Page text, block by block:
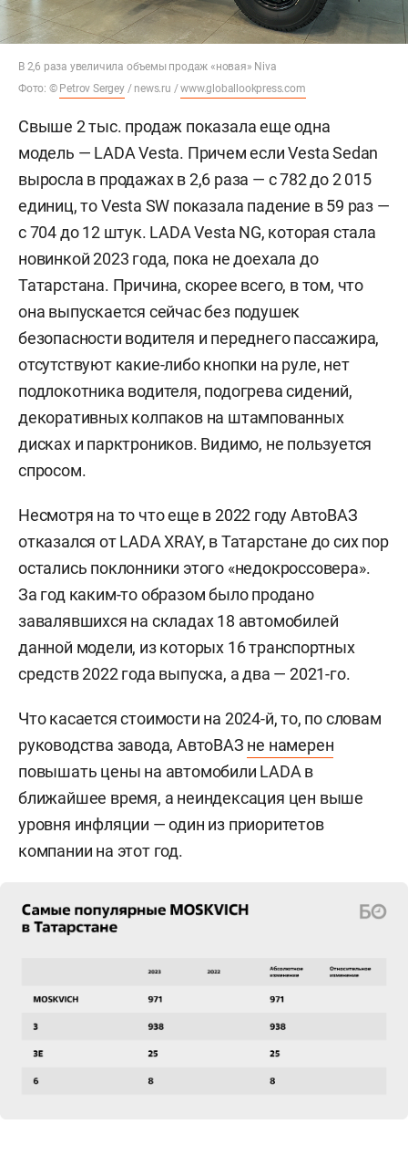
В 2,6 раза увеличила объемы продаж «новая» Niva
Фото: © Petrov Sergey/ news.ru /www.globallookpress.com
Свыше 2 тыс. продаж показала еще одна
модель — LADA Vesta. Причем если Vesta Sedan
выросла в продажах в 2,6 раза — с 782 до 2 015
единиц, то Vesta SW показала падение в 59 раз —
с 704 до 12 штук. LADA Vesta NG, которая стала
новинкой 2023 года, пока не доехала до
Татарстана. Причина, скорее всего, в том, что
она выпускается сейчас без подушек
безопасности водителя и переднего пассажира,
отсутствуют какие-либо кнопки на руле, нет
подлокотника водителя, подогрева сидений,
декоративных колпаков на штампованных
дисках и парктроников. Видимо, не пользуется
спросом.
Несмотря на то что еще в 2022 году АвтоВАЗ
отказался от LADA XRAY, в Татарстане до сих пор
остались поклонники этого «недокроссовера».
За год каким-то образом было продано
завалявшихся на складах 18 автомобилей
данной модели, из которых 16 транспортных
средств 2022 года выпуска, а два — 2021-го.
Что касается стоимости на 2024-й, то, по словам
руководства завода, АвтоВАЗ не намерен
повышать цены на автомобили LADA в
ближайшее время, а неиндексация цен выше
уровня инфляции — один из приоритетов
компании на этот год.